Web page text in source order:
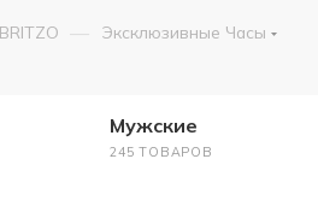
— Эксклюзивные Часы
Мужские
245 ТОВАРОВ